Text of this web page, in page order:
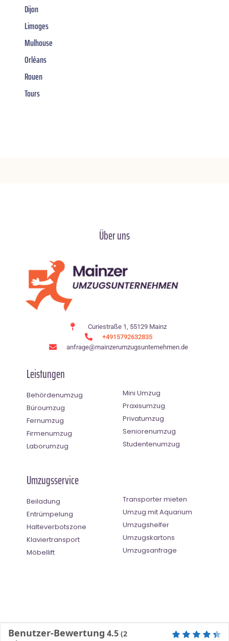
Dijon
Limoges
Mulhouse
Orléans
Rouen
Tours
Über uns
Curiestraße 1, 55129 Mainz
+4915792632835
anfrage@mainzerumzugsunternehmen.de
Leistungen
Behördenumzug
Büroumzug
Fernumzug
Firmenumzug
Laborumzug
Mini Umzug
Praxisumzug
Privatumzug
Seniorenumzug
Studentenumzug
Umzugsservice
Beiladung
Entrümpelung
Halteverbotszone
Klaviertransport
Möbellift
Transporter mieten
Umzug mit Aquarium
Umzugshelfer
Umzugskartons
Umzugsanfrage
Benutzer-Bewertung 4.5 (2